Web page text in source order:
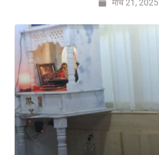
मार्च 21, 2025